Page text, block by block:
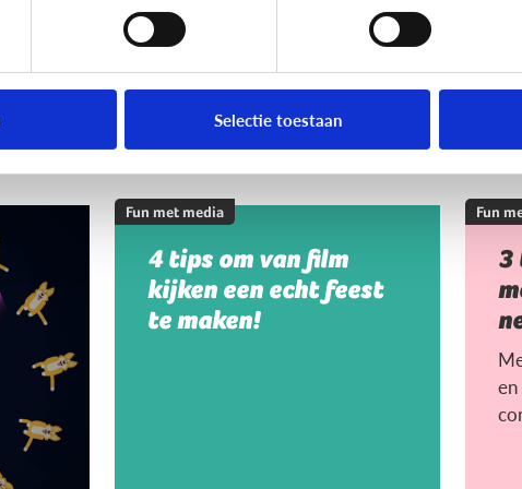
Selectie toestaan
Fun met media
4 tips om van film
kijken een echt feest
te maken!
Fun
3